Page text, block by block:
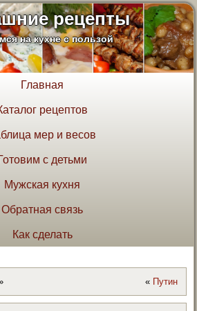
рецепты
на кухне с пользой
Главная
рецептов
мер и весов
Готовим с детьми
Мужская кухня
Обратная связь
Как сделать
« Путин